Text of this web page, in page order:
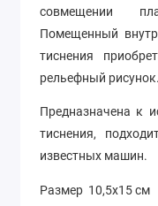
совмещении
Помещенный
тиснения
рельефный рисунок.
Предназначена к
тиснения,
известных машин.
Размер 10,5х15 см